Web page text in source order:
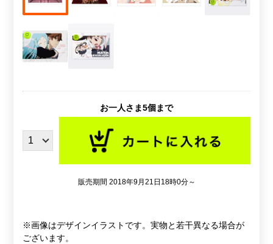
お一人さま5個まで
販売期間 2018年9月21日18時0分～
※画像はデザインイラストです。実物と若干異なる場合が
ございます。